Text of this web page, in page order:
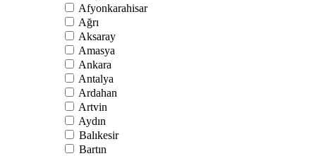
Afyonkarahisar
Ağrı
Aksaray
Amasya
Ankara
Antalya
Ardahan
Artvin
Aydın
Balıkesir
Bartın